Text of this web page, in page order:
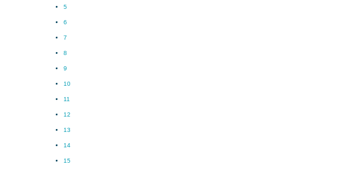
5
6
7
8
9
10
11
12
13
14
15